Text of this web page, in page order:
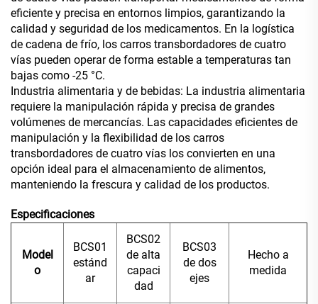
eficiente y precisa en entornos limpios, garantizando la
calidad y seguridad de los medicamentos. En la logística
de cadena de frío, los carros transbordadores de cuatro
vías pueden operar de forma estable a temperaturas tan
bajas como -25 °C.
Industria alimentaria y de bebidas: La industria alimentaria
requiere la manipulación rápida y precisa de grandes
volúmenes de mercancías. Las capacidades eficientes de
manipulación y la flexibilidad de los carros
transbordadores de cuatro vías los convierten en una
opción ideal para el almacenamiento de alimentos,
manteniendo la frescura y calidad de los productos.
Especificaciones
Model
o
BCS01
estánd
ar
BCS02
de alta
capaci
dad
BCS03
de dos
ejes
Hecho a
medida